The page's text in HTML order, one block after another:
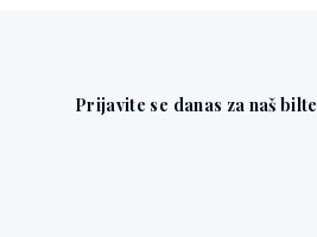
Prijavite se danas za naš